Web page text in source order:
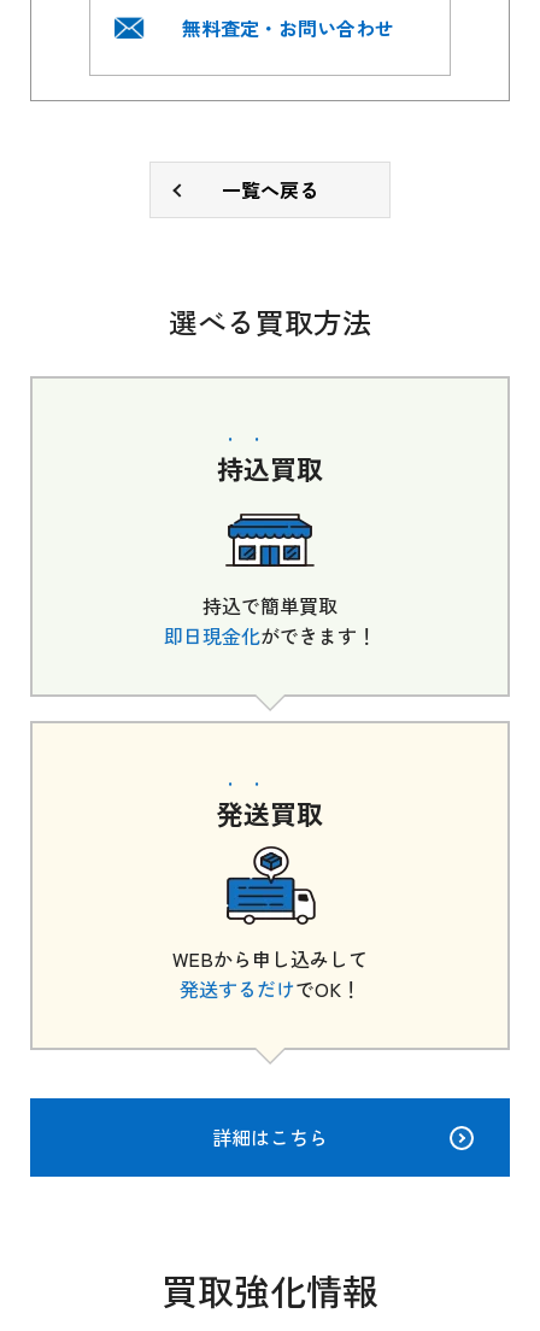
無料査定・お問い合わせ
一覧へ戻る
選べる買取方法
持込買取
持込で簡単買取
即日現金化ができます！
発送買取
WEBから申し込みして
発送するだけでOK！
詳細はこちら
買取強化情報